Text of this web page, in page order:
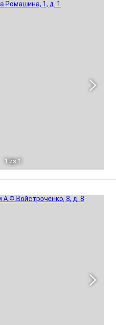
1 из 1